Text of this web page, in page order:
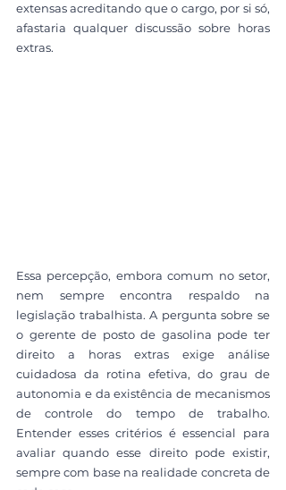
extensas acreditando que o cargo, por si só,
afastaria qualquer discussão sobre horas
extras.
Essa percepção, embora comum no setor,
nem sempre encontra respaldo na
legislação trabalhista. A pergunta sobre se
o gerente de posto de gasolina pode ter
direito a horas extras exige análise
cuidadosa da rotina efetiva, do grau de
autonomia e da existência de mecanismos
de controle do tempo de trabalho.
Entender esses critérios é essencial para
avaliar quando esse direito pode existir,
sempre com base na realidade concreta de